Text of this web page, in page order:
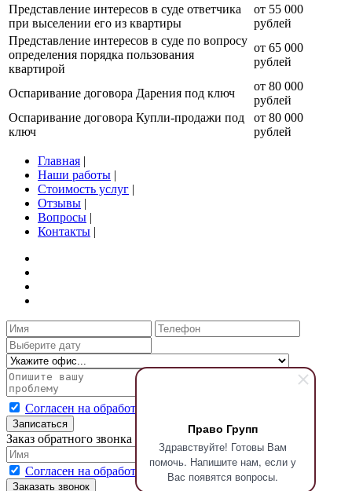
Право Групп
Здравствуйте! Готовы Вам
помочь. Напишите нам, если у
Вас появятся вопросы.
Представление интересов в суде ответчика
при выселении его из квартиры
от 55 000
рублей
Представление интересов в суде по вопросу
определения порядка пользования
квартирой
от 65 000
рублей
Оспаривание договора Дарения под ключ
от 80 000
рублей
Оспаривание договора Купли-продажи под
ключ
от 80 000
рублей
Главная |
Наши работы |
Стоимость услуг |
Отзывы |
Вопросы |
Контакты |
Согласен на обработку персональных данных
Записаться
Заказ обратного звонка
Согласен на обработку персональных данных
Заказать звонок